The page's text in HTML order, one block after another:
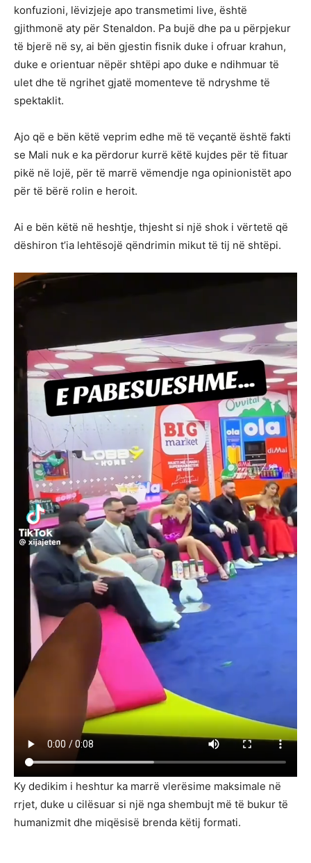
konfuzioni, lëvizjeje apo transmetimi live, është
gjithmonë aty për Stenaldon. Pa bujë dhe pa u përpjekur
të bjerë në sy, ai bën gjestin fisnik duke i ofruar krahun,
duke e orientuar nëpër shtëpi apo duke e ndihmuar të
ulet dhe të ngrihet gjatë momenteve të ndryshme të
spektaklit.
Ajo që e bën këtë veprim edhe më të veçantë është fakti
se Mali nuk e ka përdorur kurrë këtë kujdes për të fituar
pikë në lojë, për të marrë vëmendje nga opinionistët apo
për të bërë rolin e heroit.
Ai e bën këtë në heshtje, thjesht si një shok i vërtetë që
dëshiron t’ia lehtësojë qëndrimin mikut të tij në shtëpi.
Ky dedikim i heshtur ka marrë vlerësime maksimale në
rrjet, duke u cilësuar si një nga shembujt më të bukur të
humanizmit dhe miqësisë brenda këtij formati.